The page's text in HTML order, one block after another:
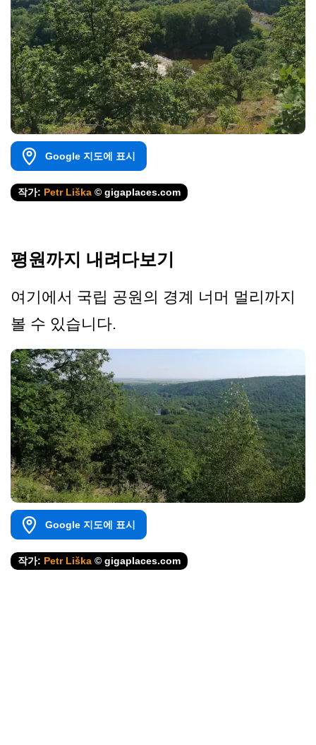
Google 지도에 표시
작가: Petr Liška © gigaplaces.com
평원까지 내려다보기
여기에서 국립 공원의 경계 너머 멀리까지
볼 수 있습니다.
Google 지도에 표시
작가: Petr Liška © gigaplaces.com